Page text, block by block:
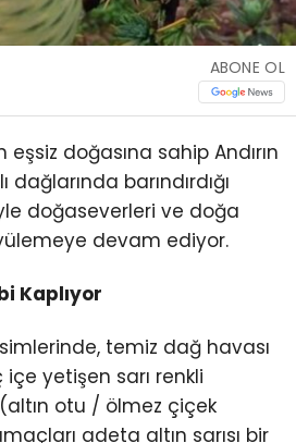
ABONE OL
eşsiz doğasına sahip Andırın
dağlarında barındırdığı
doğaseverleri ve doğa
devam ediyor.
Kaplıyor
temiz dağ havası
yetişen sarı renkli
otu / ölmez çiçek
adeta altın sarısı bir